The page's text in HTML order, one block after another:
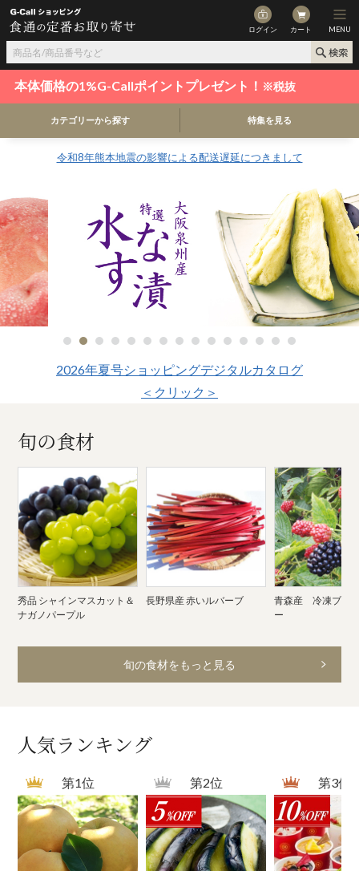
ログイン カート MENU
本体価格の1%G-Callポイントプレゼント！ ※税抜
カテゴリーから探す 特集を見る
令和8年熊本地震の影響による配送遅延につきまして
2026年夏号ショッピングデジタルカタログ
＜クリック＞
旬の食材
秀品 シャインマスカット＆
ナガノパープル
長野県産 赤いルバーブ
青森産 冷凍ブラ
ー
旬の食材をもっと見る
人気ランキング
第1位 第2位 第3位